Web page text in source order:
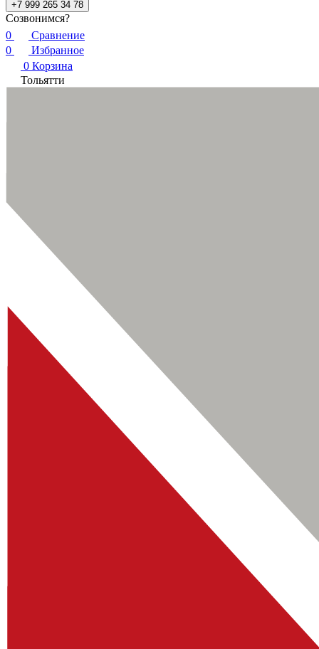
+7 999 265 34 78
Созвонимся?
0
Сравнение
0
Избранное
0 Корзина
Тольятти